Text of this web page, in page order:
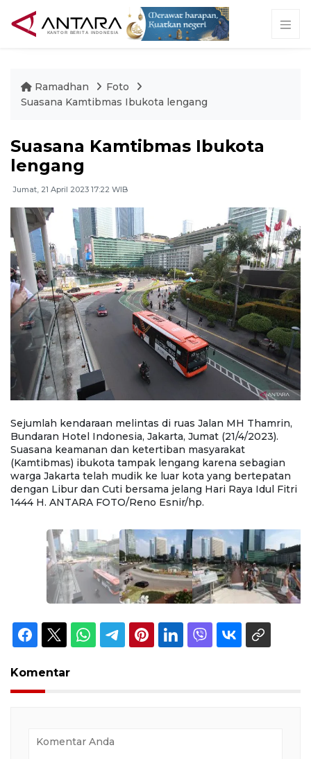
Ramadhan
Foto
Suasana Kamtibmas Ibukota lengang
Suasana Kamtibmas Ibukota
lengang
Jumat, 21 April 2023 17:22 WIB
Sejumlah kendaraan melintas di ruas Jalan MH Thamrin,
Bundaran Hotel Indonesia, Jakarta, Jumat (21/4/2023).
Suasana keamanan dan ketertiban masyarakat
(Kamtibmas) ibukota tampak lengang karena sebagian
warga Jakarta telah mudik ke luar kota yang bertepatan
dengan Libur dan Cuti bersama jelang Hari Raya Idul Fitri
1444 H. ANTARA FOTO/Reno Esnir/hp.
Komentar